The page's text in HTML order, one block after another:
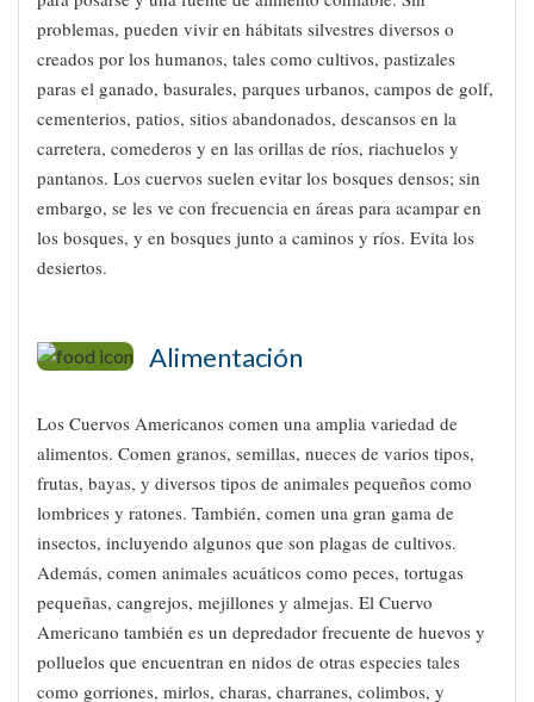
problemas, pueden vivir en hábitats silvestres diversos o
creados por los humanos, tales como cultivos, pastizales
paras el ganado, basurales, parques urbanos, campos de golf,
cementerios, patios, sitios abandonados, descansos en la
carretera, comederos y en las orillas de ríos, riachuelos y
pantanos. Los cuervos suelen evitar los bosques densos; sin
embargo, se les ve con frecuencia en áreas para acampar en
los bosques, y en bosques junto a caminos y ríos. Evita los
desiertos.
Alimentación
Los Cuervos Americanos comen una amplia variedad de
alimentos. Comen granos, semillas, nueces de varios tipos,
frutas, bayas, y diversos tipos de animales pequeños como
lombrices y ratones. También, comen una gran gama de
insectos, incluyendo algunos que son plagas de cultivos.
Además, comen animales acuáticos como peces, tortugas
pequeñas, cangrejos, mejillones y almejas. El Cuervo
Americano también es un depredador frecuente de huevos y
polluelos que encuentran en nidos de otras especies tales
como gorriones, mirlos, charas, charranes, colimbos, y